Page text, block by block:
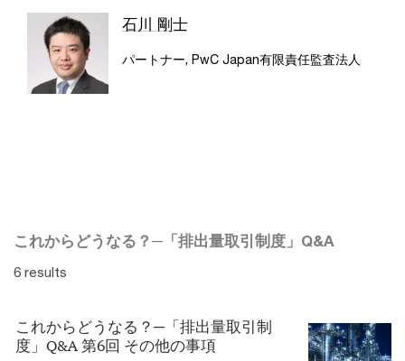
石川 剛士
パートナー, PwC Japan有限責任監査法人
これからどうなる？─「排出量取引制度」Q&A
6 results
これからどうなる？─「排出量取引制
度」Q&A 第6回 その他の事項